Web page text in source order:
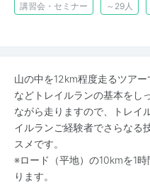
講習会・セミナー ～29人
山の中を12km程度走るツア
などトレイルランの基本をし
ながら走りますので、トレイ
イルランご経験者でさらなる
スメです。
※ロード（平地）の10kmを1
ります。